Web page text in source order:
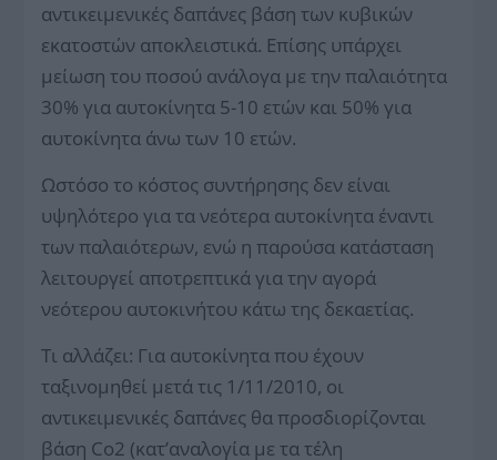
αντικειμενικές δαπάνες βάση των κυβικών
εκατοστών αποκλειστικά. Επίσης υπάρχει
μείωση του ποσού ανάλογα με την παλαιότητα
30% για αυτοκίνητα 5-10 ετών και 50% για
αυτοκίνητα άνω των 10 ετών.
Ωστόσο το κόστος συντήρησης δεν είναι
υψηλότερο για τα νεότερα αυτοκίνητα έναντι
των παλαιότερων, ενώ η παρούσα κατάσταση
λειτουργεί αποτρεπτικά για την αγορά
νεότερου αυτοκινήτου κάτω της δεκαετίας.
Τι αλλάζει: Για αυτοκίνητα που έχουν
ταξινομηθεί μετά τις 1/11/2010, οι
αντικειμενικές δαπάνες θα προσδιορίζονται
βάση Co2 (κατ’αναλογία με τα τέλη